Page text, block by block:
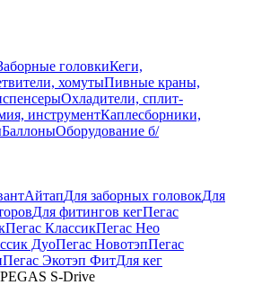
головкиКеги,
хомутыПивные краны,
Охладители, сплит-
инструментКаплесборники,
БаллоныОборудование б/
АйтапДля заборных головокДля
Для фитингов кегПегас
Пегас КлассикПегас Нео
ДуоПегас НовотэпПегас
Пегас Экотэп ФитДля кег
S-Drive